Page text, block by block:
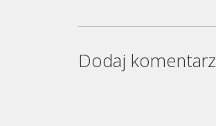
Dodaj komentarz